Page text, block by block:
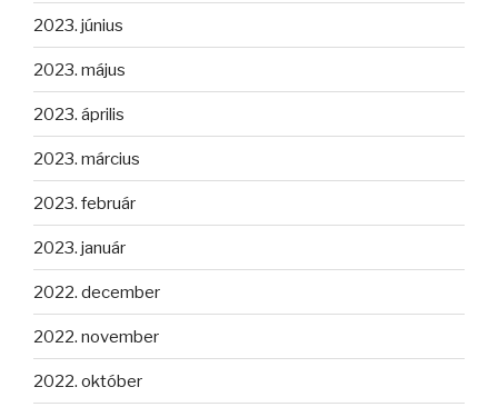
2023. június
2023. május
2023. április
2023. március
2023. február
2023. január
2022. december
2022. november
2022. október